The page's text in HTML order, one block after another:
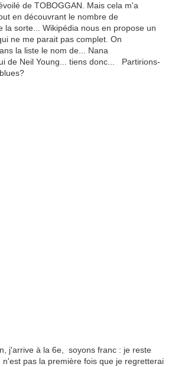
de TOBOGGAN. Mais cela m'a
en découvrant le nombre de
la sorte... Wikipédia nous en propose un
qui ne me parait pas complet. On
la liste le nom de... Nana
de Neil Young... tiens donc... Partirions-
j'arrive à la 6e, soyons franc : je reste
n'est pas la première fois que je regretterai